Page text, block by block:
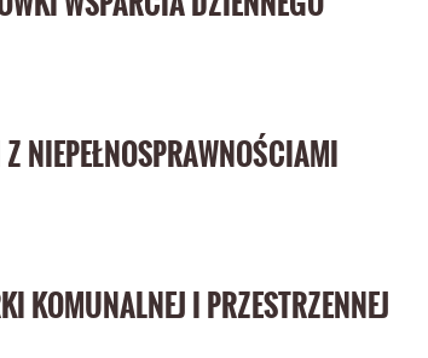
NIEPEŁNOSPRAWNOŚCIAMI
KOMUNALNEJ I PRZESTRZENNEJ